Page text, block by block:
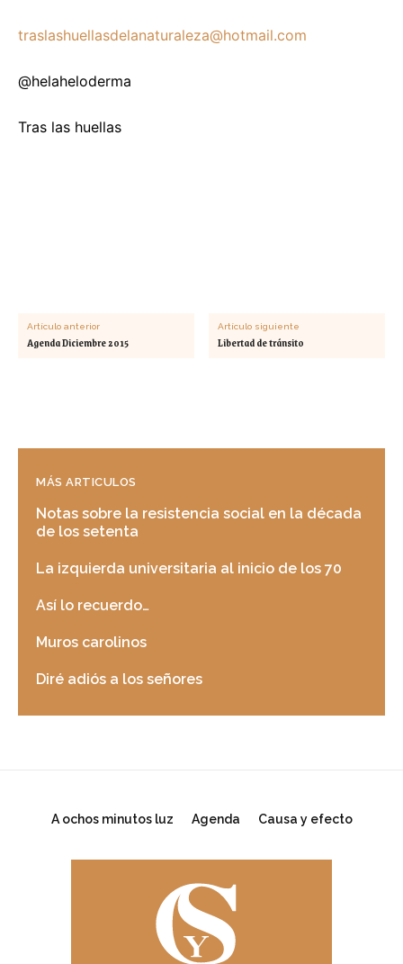
traslashuellasdelanaturaleza@hotmail.com
@helaheloderma
Tras las huellas
Artículo anterior
Agenda Diciembre 2015
Artículo siguiente
Libertad de tránsito
MÁS ARTICULOS
Notas sobre la resistencia social en la década
de los setenta
La izquierda universitaria al inicio de los 70
Así lo recuerdo…
Muros carolinos
Diré adiós a los señores
A ochos minutos luz Agenda Causa y efecto